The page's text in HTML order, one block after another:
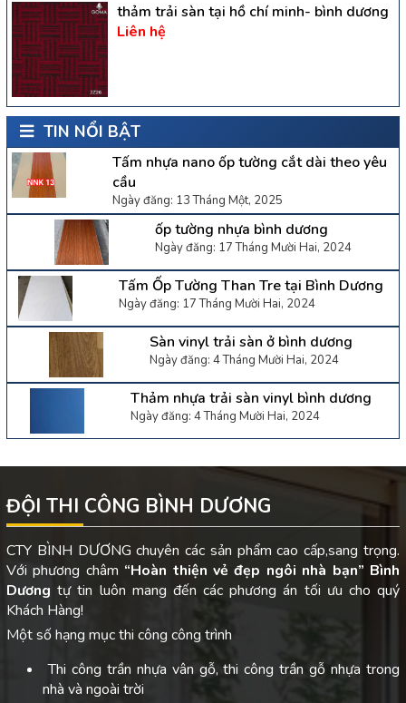
thảm trải sàn tại hồ chí minh- bình dương
Liên hệ
TIN NỔI BẬT
Tấm nhựa nano ốp tường cắt dài theo yêu
cầu
Ngày đăng: 13 Tháng Một, 2025
ốp tường nhựa bình dương
Ngày đăng: 17 Tháng Mười Hai, 2024
Tấm Ốp Tường Than Tre tại Bình Dương
Ngày đăng: 17 Tháng Mười Hai, 2024
Sàn vinyl trải sàn ở bình dương
Ngày đăng: 4 Tháng Mười Hai, 2024
Thảm nhựa trải sàn vinyl bình dương
Ngày đăng: 4 Tháng Mười Hai, 2024
ĐỘI THI CÔNG BÌNH DƯƠNG
CTY BÌNH DƯƠNG chuyên các sản phẩm cao cấp,sang trọng.
Với phương châm “Hoàn thiện vẻ đẹp ngôi nhà bạn” Bình
Dươngtự tin luôn mang đến các phương án tối ưu cho quý
Khách Hàng!
Một số hạng mục thi công công trình
Thi công trần nhựa vân gỗ, thi công trần gỗ nhựa trong
nhà và ngoài trời